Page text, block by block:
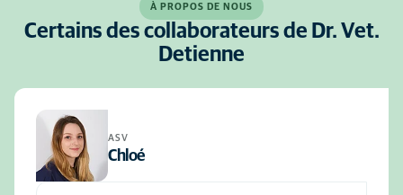
À PROPOS DE NOUS
Certains des collaborateurs de Dr. Vet.
Detienne
ASV
Chloé